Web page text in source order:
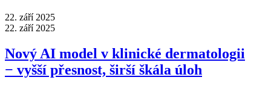
22. září 2025
22. září 2025
Nový AI model v klinické dermatologii
−⁠ vyšší přesnost, širší škála úloh